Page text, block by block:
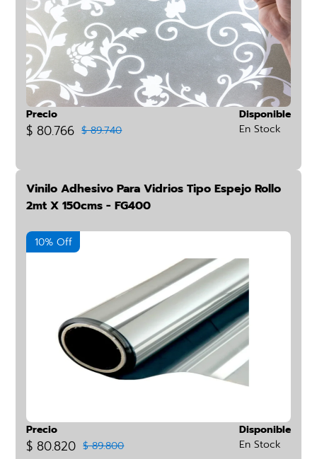
Precio
$ 80.766 $ 89.740
Disponible
En Stock
Vinilo Adhesivo Para Vidrios Tipo Espejo Rollo
2mt X 150cms - FG400
10% Off
Precio
$ 80.820 $ 89.800
Disponible
En Stock